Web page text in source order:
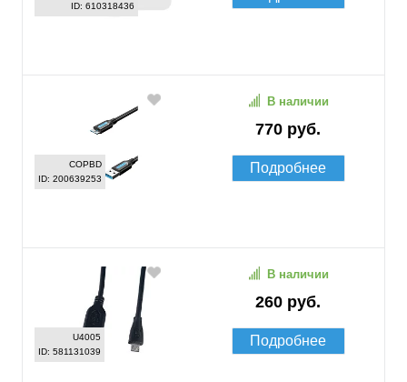
ID: 610318436
COPBD
ID: 200639253
770 руб.
В наличии
Подробнее
U4005
ID: 581131039
260 руб.
В наличии
Подробнее